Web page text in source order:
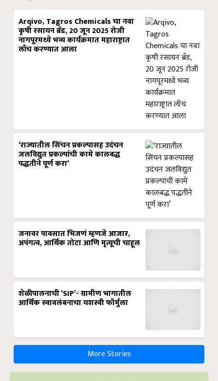
Arqivo, Tagros Chemicals चा नवा
कृषी रसायन ब्रँड, 20 जून 2025 रोजी
नागपूरमध्ये भव्य कार्यक्रमात महाराष्ट्रात
लाँच करण्यात आला
‘राज्यातील सिंचन प्रकल्पासह उदंचन
जलविद्युत प्रकल्पांची कामे कालबद्ध
पद्धतीने पूर्ण करा’
जनावर पावसात भिजणं म्हणजे आजार,
अपंगत्व, आर्थिक तोटा आणि मृत्यूची चाहूल
शेळीपालनाची ‘SIP’- ग्रामीण भागातील
आर्थिक स्वावलंबनाचा यशस्वी फॉर्मुला
More Stories